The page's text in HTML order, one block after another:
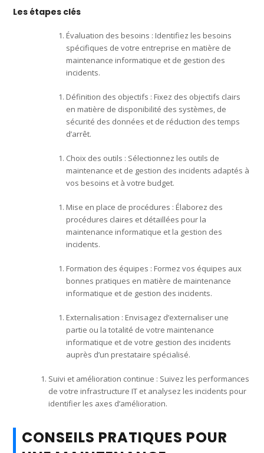
Les étapes clés
Évaluation des besoins : Identifiez les besoins
spécifiques de votre entreprise en matière de
maintenance informatique et de gestion des
incidents.
Définition des objectifs : Fixez des objectifs clairs
en matière de disponibilité des systèmes, de
sécurité des données et de réduction des temps
d’arrêt.
Choix des outils : Sélectionnez les outils de
maintenance et de gestion des incidents adaptés à
vos besoins et à votre budget.
Mise en place de procédures : Élaborez des
procédures claires et détaillées pour la
maintenance informatique et la gestion des
incidents.
Formation des équipes : Formez vos équipes aux
bonnes pratiques en matière de maintenance
informatique et de gestion des incidents.
Externalisation : Envisagez d’externaliser une
partie ou la totalité de votre maintenance
informatique et de votre gestion des incidents
auprès d’un prestataire spécialisé.
Suivi et amélioration continue : Suivez les performances
de votre infrastructure IT et analysez les incidents pour
identifier les axes d’amélioration.
CONSEILS PRATIQUES POUR